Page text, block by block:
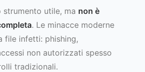
strumento utile, ma non è
. Le minacce moderne
file infetti: phishing,
non autorizzati spesso
tradizionali.